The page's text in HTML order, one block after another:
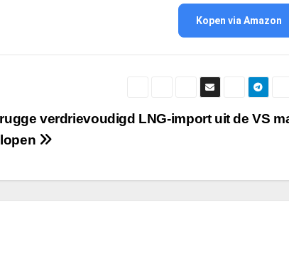
Kopen via Amazon
verdrievoudigd LNG-import uit de VS